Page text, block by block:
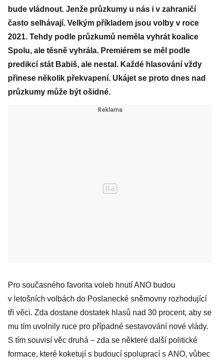
bude vládnout. Jenže průzkumy u nás i v zahraničí
často selhávají. Velkým příkladem jsou volby v roce
2021. Tehdy podle průzkumů neměla vyhrát koalice
Spolu, ale těsně vyhrála. Premiérem se měl podle
predikcí stát Babiš, ale nestal. Každé hlasování vždy
přinese několik překvapení. Ukájet se proto dnes nad
průzkumy může být ošidné.
Pro současného favorita voleb hnutí ANO budou
v letošních volbách do Poslanecké sněmovny rozhodující
tři věci. Zda dostane dostatek hlasů nad 30 procent, aby se
mu tím uvolnily ruce pro případné sestavování nové vlády.
S tím souvisí věc druhá – zda se některé další politické
formace, které koketují s budoucí spoluprací s ANO, vůbec